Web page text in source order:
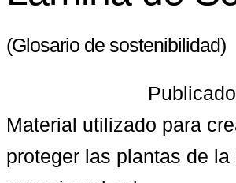
(Glosario de sostenibilidad)
Material utilizado para
proteger las plantas de